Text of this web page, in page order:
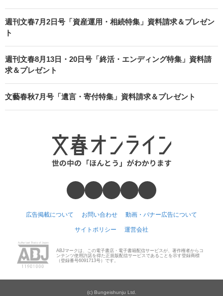
週刊文春7月2日号「資産運用・相続特集」資料請求＆プレゼン
ト
週刊文春8月13日・20日号「終活・エンディング特集」資料請
求＆プレゼント
文藝春秋7月号「遺言・寄付特集」資料請求＆プレゼント
広告掲載について お問い合わせ 動画・バナー広告について
サイトポリシー 運営会社
ABJマークは、この電子書店・電子書籍配信サービスが、著作権者からコ
ンテンツ使用許諾を得た正規版配信サービスであることを示す登録商標
（登録番号6091713号）です。
(c) Bungeishunju Ltd.